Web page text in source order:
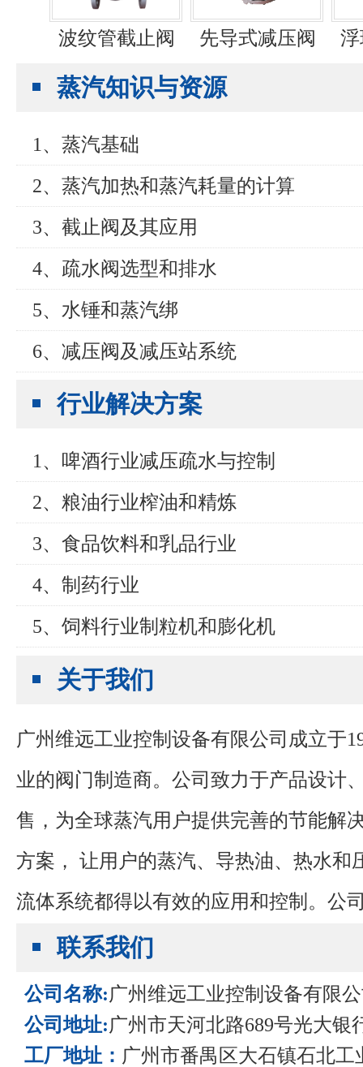
波纹管截止阀 先导式减压阀
蒸汽知识与资源
1、蒸汽基础
2、蒸汽加热和蒸汽耗量的计算
3、截止阀及其应用
4、疏水阀选型和排水
5、水锤和蒸汽绑
6、减压阀及减压站系统
行业解决方案
1、啤酒行业减压疏水与控制
2、粮油行业榨油和精炼
3、食品饮料和乳品行业
4、制药行业
5、饲料行业制粒机和膨化机
关于我们
广州维远工业控制设备有限公司成立于
业的阀门制造商。公司致力于产品设计
售，为全球蒸汽用户提供完善的节能解
方案，
让用户的蒸汽、导热油、热水和
流体系统都得以有效的应用和控制。 公
谨力阀门有限公司位于广州市番禺区大
联系我们
公司名称:广州维远工业控制设备有限
公司地址:广州市天河北路689号光大银
工厂地址： 广州市番禺区大石镇石北工